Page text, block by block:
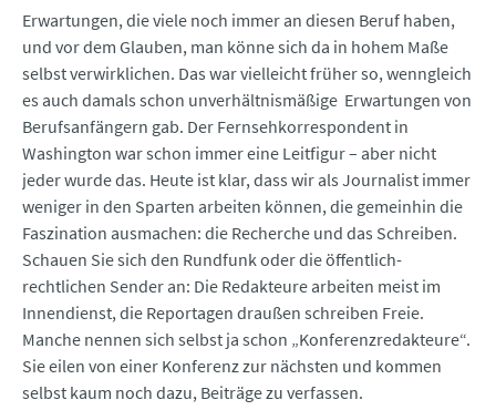
Erwartungen, die viele noch immer an diesen Beruf haben,
und vor dem Glauben, man könne sich da in hohem Maße
selbst verwirklichen. Das war vielleicht früher so, wenngleich
es auch damals schon unverhältnismäßige Erwartungen von
Berufsanfängern gab. Der Fernsehkorrespondent in
Washington war schon immer eine Leitfigur – aber nicht
jeder wurde das. Heute ist klar, dass wir als Journalist immer
weniger in den Sparten arbeiten können, die gemeinhin die
Faszination ausmachen: die Recherche und das Schreiben.
Schauen Sie sich den Rundfunk oder die öffentlich-
rechtlichen Sender an: Die Redakteure arbeiten meist im
Innendienst, die Reportagen draußen schreiben Freie.
Manche nennen sich selbst ja schon „Konferenzredakteure“.
Sie eilen von einer Konferenz zur nächsten und kommen
selbst kaum noch dazu, Beiträge zu verfassen.